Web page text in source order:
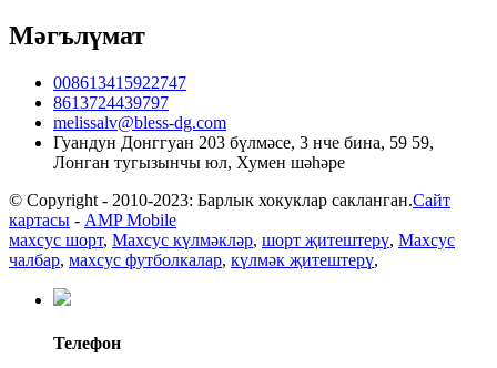
Мәгълүмат
008613415922747
8613724439797
melissalv@bless-dg.com
Гуандун Донггуан 203 бүлмәсе, 3 нче бина, 59 59,
Лонган тугызынчы юл, Хумен шәһәре
© Copyright - 2010-2023: Барлык хокуклар сакланган.Сайт
картасы - AMP Mobile
махсус шорт, Махсус күлмәкләр, шорт җитештерү, Махсус
чалбар, махсус футболкалар, күлмәк җитештерү,
Телефон